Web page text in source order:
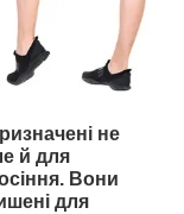
не
й для
Вони
для